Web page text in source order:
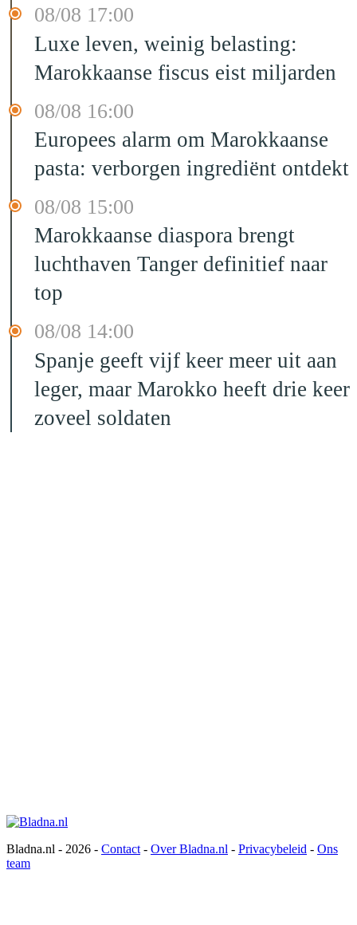
08/08 17:00
Luxe leven, weinig belasting:
Marokkaanse fiscus eist miljarden
08/08 16:00
Europees alarm om Marokkaanse
pasta: verborgen ingrediënt ontdekt
08/08 15:00
Marokkaanse diaspora brengt
luchthaven Tanger definitief naar
top
08/08 14:00
Spanje geeft vijf keer meer uit aan
leger, maar Marokko heeft drie keer
zoveel soldaten
Bladna.nl - 2026 - Contact - Over Bladna.nl - Privacybeleid - Ons
team